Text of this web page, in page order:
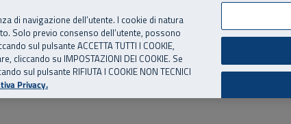
eventi Risorse utili Supporto
di navigazione dell’utente. I cookie di natura
Solo previo consenso dell’utente, possono
sul pulsante ACCETTA TUTTI I COOKIE,
su IMPOSTAZIONI DEI COOKIE. Se
sul pulsante RIFIUTA I COOKIE NON TECNICI
Privacy.